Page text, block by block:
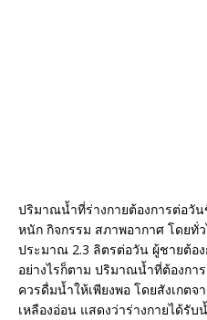
ปริมาณน้ำที่ร่างกายต้องการต่อวั
หนัก กิจกรรม สภาพอากาศ โดยทั่
ประมาณ 2.3 ลิตรต่อวัน ผู้ชายต้อ
อย่างไรก็ตาม ปริมาณน้ำที่ต้องกา
ควรดื่มน้ำให้เพียงพอ โดยสังเกต
เหลืองอ่อน แสดงว่าร่างกายได้รั